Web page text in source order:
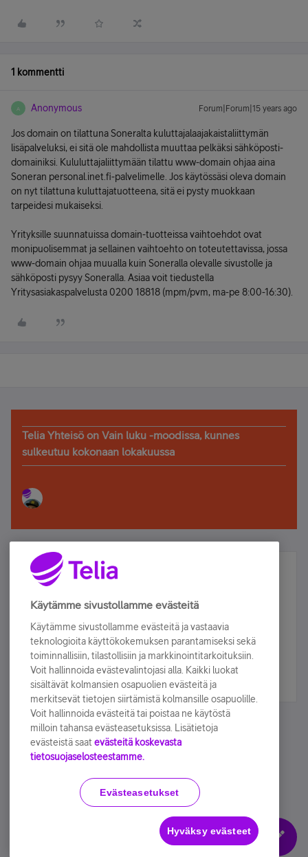
1 kommentti
A Anonymous Forum|Forum|15 years ago
Jos domain on tilattuna Soneralta kuluttajalaajakaistaliittymän
lisäpalveluksi, ei sitä ole mahdollista muuttaa pelkäksi sähköposti-
domainiksi. Kululuttajaliittymään tilattu www-domain ohjaa aina
Soneran personal.inet.fi-palvelimelle. Jos käytössäsi oleva domain
on nyt tilattuna kuluttajatuotteena, sitä ei pysty muokkaan
tarpeidesi mukaiseksi.
Yrityksille suunnatuissa domain-tuotteissa vaihtoehdot ovat
monipuolisemmat ja sellainen vaihtoehto on toteutettavissa, jossa
www-domain ohjaa muualla kuin Soneralla olevalle sivustolle ja
sähköposti pysyy Soneralla. Asiaa voit tiedustella
Yritysasiakaspalvelusta 0200 18818 (mpm/pvm, ma-pe 8:00-16:30).
Telia Yhteisö on Vain luku -moodissa, kunnes
sulkeutuu kokonaan lokakuussa
Älä jää paitsi – osallistu ja voita!
Tilaa Telian uutiskirje ja olet mukana arvonnassa.
sähköpostiisi.
Tilaa nyt
Käyttöehdot Accessibility statement
Evästeasetukset
Käytämme sivustollamme evästeitä
Käytämme sivustollamme evästeitä ja vastaavia
teknologioita käyttökokemuksen parantamiseksi sekä
toiminnallisiin, tilastollisiin ja markkinointitarkoituksiin.
Voit hallinnoida evästevalintojasi alla. Kaikki luokat
sisältävät kolmansien osapuolien evästeitä ja
merkitsevät tietojen siirtämistä kolmansille osapuolille.
Voit hallinnoida evästeitä tai poistaa ne käytöstä
milloin tahansa evästeasetuksissa. Lisätietoja
evästeistä saat evästeitä koskevasta
tietosuojaselosteestamme.
Evästeasetukset
Hyväksy evästeet